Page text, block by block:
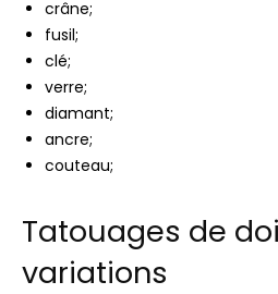
crâne;
fusil;
clé;
verre;
diamant;
ancre;
couteau;
Tatouages ​​de
variations